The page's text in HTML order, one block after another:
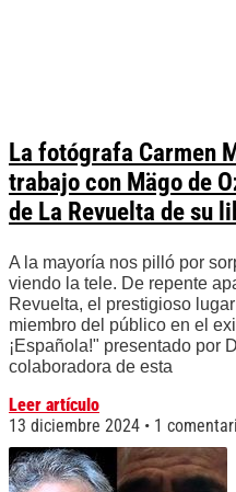
La fotógrafa Carmen
trabajo con Mägo de
de La Revuelta de su
A la mayoría nos pilló por
viendo la tele. De repente
Revuelta, el prestigioso
miembro del público en el
¡Española!" presentado por
colaboradora de esta
Leer artículo
13 diciembre 2024
1